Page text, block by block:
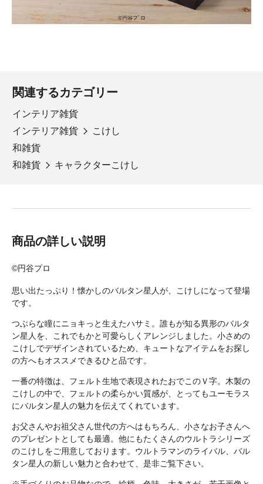
関連するカテゴリー
インテリア雑貨
インテリア雑貨
こけし
和雑貨
和雑貨
キャラクターこけし
商品の詳しい説明
©円谷プロ
思い出たっぷり！懐かしのバルタン星人が、こけしになって登場
です。
つぶらな瞳にニョキっと生えたハサミ。誰もが知る異形のバルタ
ン星人を、これでもかと可愛らしくアレンジしました。小さめの
こけしでデザインされているため、キュートなアイテムをお探し
の方へもオススメできるひと品です。
一番の特徴は、フェルト生地で表現されたおでこのＶ字。木製の
こけしの中で、フェルトの柔らかい質感が、とってもユーモラス
にバルタン星人の魅力を伝えてくれています。
お父さんやお祖父さん世代の方へはもちろん、小さなお子さんへ
のプレゼントとしても最適。他にもたくさんのウルトラシリーズ
のこけしをご用意しております。ウルトラマンのライバル、バル
タン星人の新しい魅力と合わせて、是非ご覧下さい。